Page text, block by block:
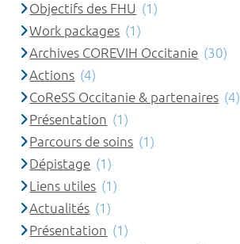
Objectifs des FHU (1)
Work packages (1)
Archives COREVIH Occitanie (30)
Actions (4)
CoReSS Occitanie & partenaires (4)
Présentation (1)
Parcours de soins (1)
Dépistage (1)
Liens utiles (1)
Actualités (1)
Présentation (1)